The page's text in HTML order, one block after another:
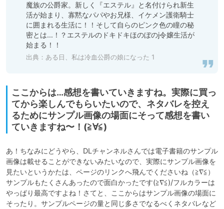
魔族の公爵家。新しく『エステル』と名付けられ新生
活が始まり、寡黙なパパやお兄様、イケメン護衛騎士
に囲まれる生活に！！そして自らのピンク色の瞳の秘
密とは…！？エステルのドキドキほのぼのj令嬢生活が
始まる！！
出典： ある日、私は冷血公爵の娘になった 1
ここからは…感想を書いていきますね。実際に買っ
てから楽しんでもらいたいので、ネタバレを控え
るためにサンプル画像の場面にそって感想を書い
ていきますね〜！(≧∀≦)
あ！ちなみにどうやら、DLチャンネルさんでは電子書籍のサンプル
画像は載せることができないみたいなので、実際にサンプル画像を
見たいというかたは、ページのリンクへ飛んでくださいね（≧∇≦）
サンプルもたくさんあったので面白かったです(≧∇≦)/フルカラーは
やっぱり最高ですよね！さてと、ここからはサンプル画像の場面に
そったり。サンプルページの量と同じ多さでなるべくネタバレなど